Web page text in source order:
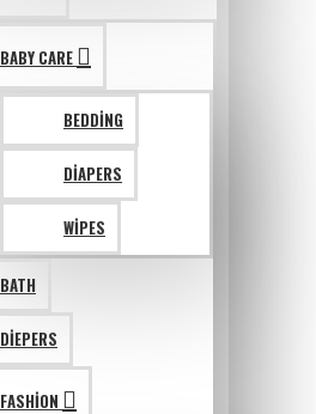
BABY CARE
BEDDING
DIAPERS
WIPES
BATH
DIEPERS
FASHION